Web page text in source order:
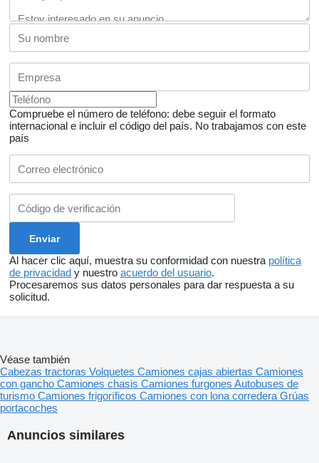
Compruebe el número de teléfono: debe seguir el formato
internacional e incluir el código del país. No trabajamos con este
país
Al hacer clic aquí, muestra su conformidad con nuestra política
de privacidad y nuestro acuerdo del usuario.
Procesaremos sus datos personales para dar respuesta a su
solicitud.
Anuncios similares
Véase también
Cabezas tractoras Volquetes Camiones cajas abiertas Camiones
con gancho Camiones chasis Camiones furgones Autobuses de
turismo Camiones frigoríficos Camiones con lona corredera Grúas
portacoches